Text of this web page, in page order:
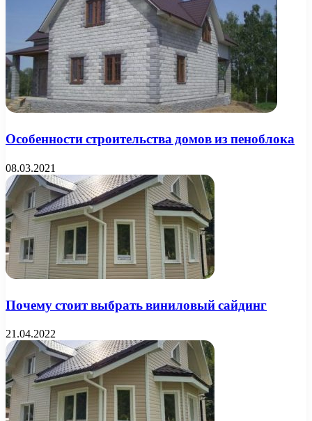
Особенности строительства домов из пеноблока
08.03.2021
Почему стоит выбрать виниловый сайдинг
21.04.2022